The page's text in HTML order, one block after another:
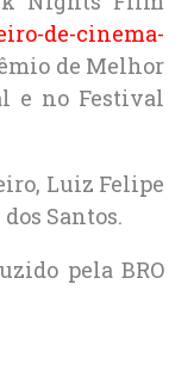
de-cinema-
de Melhor
e no Festival
Luiz Felipe
Santos.
pela BRO